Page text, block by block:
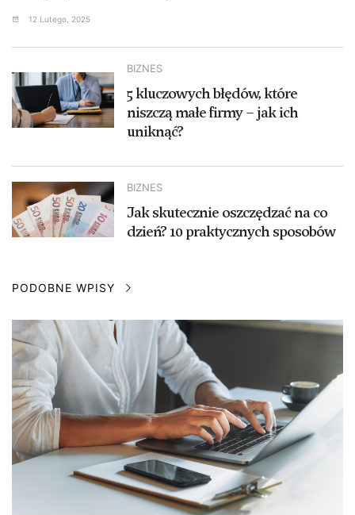
12 Lutego, 2025
BIZNES
5 kluczowych błędów, które
niszczą małe firmy – jak ich
uniknąć?
BIZNES
Jak skutecznie oszczędzać na co
dzień? 10 praktycznych sposobów
PODOBNE WPISY